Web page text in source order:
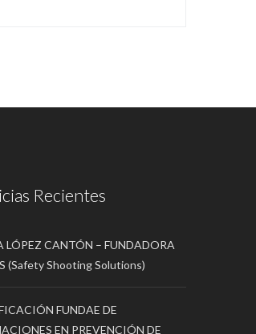
Recientes
LÓPEZ CANTÓN – FUNDADORA
(Safety Shooting Solutions)
FUNDAE DE
EN PREVENCIÓN DE